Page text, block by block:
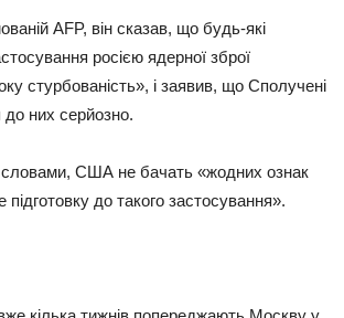
AFP, він сказав, що будь-які
росією ядерної зброї
стурбованість», і заявив, що Сполучені
них серйозно.
словами, США не бачать «жодних ознак
підготовку до такого застосування».